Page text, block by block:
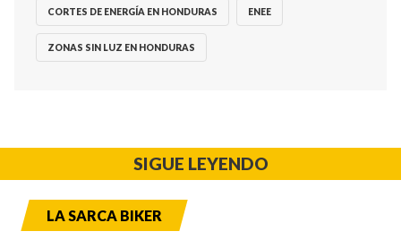
CORTES DE ENERGÍA EN HONDURAS ENEE
ZONAS SIN LUZ EN HONDURAS
SIGUE LEYENDO
LA SARCA BIKER